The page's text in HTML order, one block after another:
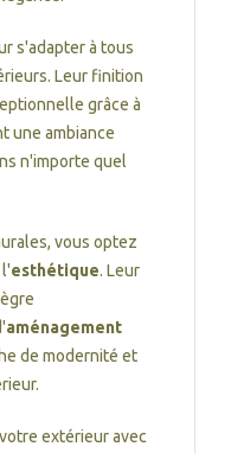
s'adapter à tous
Leur finition
grâce à
une ambiance
n'importe quel
vous optez
esthétique. Leur
aménagement
de modernité et
extérieur avec